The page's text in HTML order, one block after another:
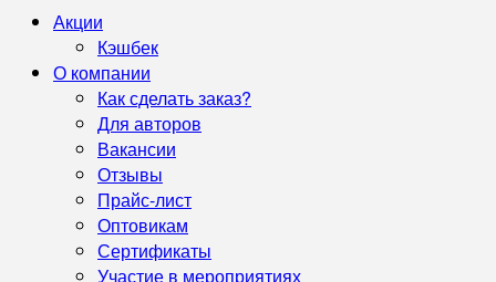
Акции
Кэшбек
О компании
Как сделать заказ?
Для авторов
Вакансии
Отзывы
Прайс-лист
Оптовикам
Сертификаты
Участие в мероприятиях